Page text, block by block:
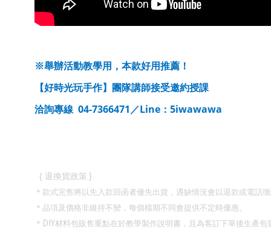
※舉辦活動教學用，本款好用推薦！
【好時光玩手作】團隊講師接受邀約授課
洽詢專線 04-7366471 ／Line ： 5iwawawa
{ 退換貨政策 }
＊款式完售將以先入款回函者優先出貨，遇缺情況會以退款或電話徵
＊品項及價格非維持不變，每個檔期不同會提供不定時優惠。
＊ DIY材料包販售重點在於教學製作說明書，且為客訂下單後生產